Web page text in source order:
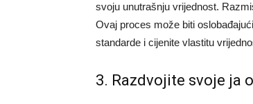
svoju unutrašnju vrijednost.
Ovaj proces može biti
standarde i cijenite vlastitu
3. Razdvojite svoje ja